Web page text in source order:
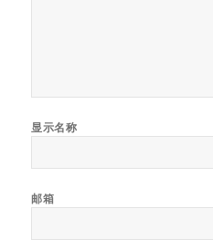
显示名称
邮箱